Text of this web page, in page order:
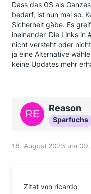
Dass das OS als
bedarf, ist nun mal so.
Sicherheit gäbe. Es
ineinander. Die Links in
nicht versteht oder
ja eine Alternative
keine Updates mehr
Reason
Sparfuchs
16. August 2023 um
Zitat von ricardo